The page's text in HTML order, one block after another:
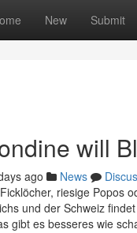
New Submit
will
ago News
riesige Popos
und der Schweiz
gibt es besseres wie